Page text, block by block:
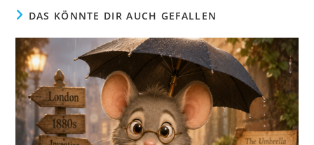
DAS KÖNNTE DIR AUCH GEFALLEN